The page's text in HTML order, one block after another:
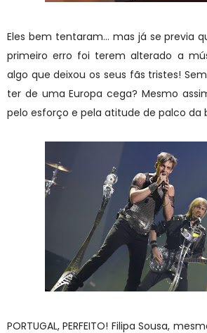
Eles bem tentaram... mas já se previa
primeiro erro foi terem alterado a
algo que deixou os seus fãs tristes!
ter de uma Europa cega? Mesmo
pelo esforço e pela atitude de palco da
PORTUGAL, PERFEITO! Filipa Sousa,